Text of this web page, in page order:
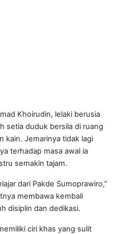
Khoirudin, lelaki berusia
setia duduk bersila di ruang
kain. Jemarinya tidak lagi
terhadap masa awal ia
semakin tajam.
dari Pakde Sumoprawiro,”
membawa kembali
disiplin dan dedikasi.
ciri khas yang sulit